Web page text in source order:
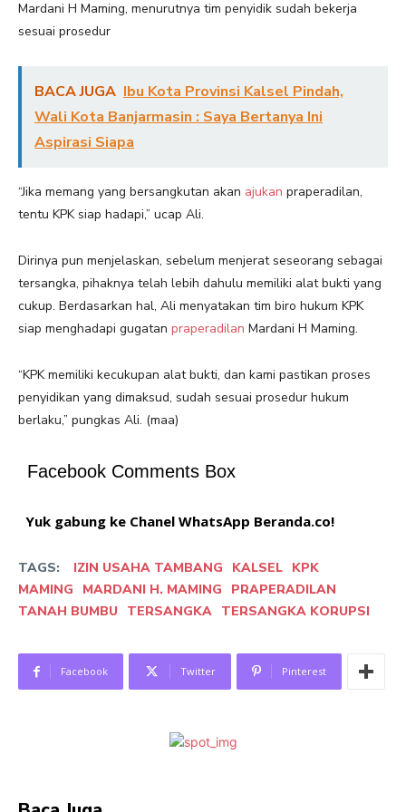
Mardani H Maming, menurutnya tim penyidik sudah bekerja
sesuai prosedur
BACA JUGA Ibu Kota Provinsi Kalsel Pindah,
Wali Kota Banjarmasin : Saya Bertanya Ini
Aspirasi Siapa
“Jika memang yang bersangkutan akan ajukan praperadilan,
tentu KPK siap hadapi,” ucap Ali.
Dirinya pun menjelaskan, sebelum menjerat seseorang sebagai
tersangka, pihaknya telah lebih dahulu memiliki alat bukti yang
cukup. Berdasarkan hal, Ali menyatakan tim biro hukum KPK
siap menghadapi gugatan praperadilan Mardani H Maming.
“KPK memiliki kecukupan alat bukti, dan kami pastikan proses
penyidikan yang dimaksud, sudah sesuai prosedur hukum
berlaku,” pungkas Ali. (maa)
Facebook Comments Box
Yuk gabung ke Chanel WhatsApp Beranda.co!
TAGS: IZIN USAHA TAMBANG KALSEL KPK
MAMING
MARDANI H. MAMING
PRAPERADILAN
TANAH BUMBU
TERSANGKA TERSANGKA KORUPSI
Facebook Twitter Pinterest